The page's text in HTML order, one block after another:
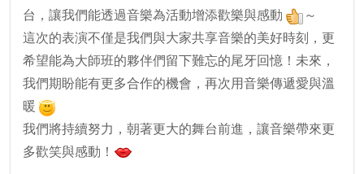
台，讓我們能透過音樂為活動增添歡樂與感動
～
這次的表演不僅是我們與大家共享音樂的美好時刻，更
希望能為大師班的夥伴們留下難忘的尾牙回憶！未來，
我們期盼能有更多合作的機會，再次用音樂傳遞愛與溫
暖
我們將持續努力，朝著更大的舞台前進，讓音樂帶來更
多歡笑與感動！